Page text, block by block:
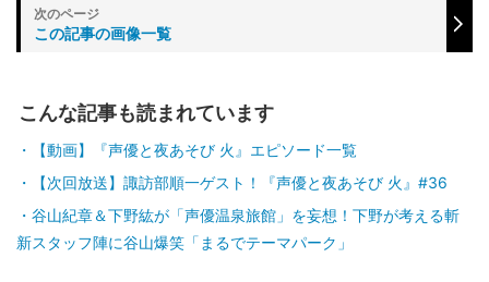
この記事の画像一覧
こんな記事も読まれています
【動画】『声優と夜あそび 火』エピソード一覧
【次回放送】諏訪部順一ゲスト！『声優と夜あそび 火』#36
谷山紀章＆下野紘が「声優温泉旅館」を妄想！下野が考える斬
新スタッフ陣に谷山爆笑「まるでテーマパーク」